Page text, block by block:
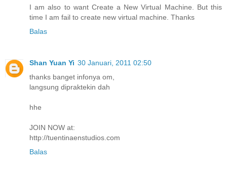
I am also to want Create a New Virtual Machine. But this
time I am fail to create new virtual machine. Thanks
Balas
Shan Yuan Yi 30 Januari, 2011 02:50
thanks banget infonya om,
langsung dipraktekin dah
hhe
JOIN NOW at:
http://tuentinaenstudios.com
Balas